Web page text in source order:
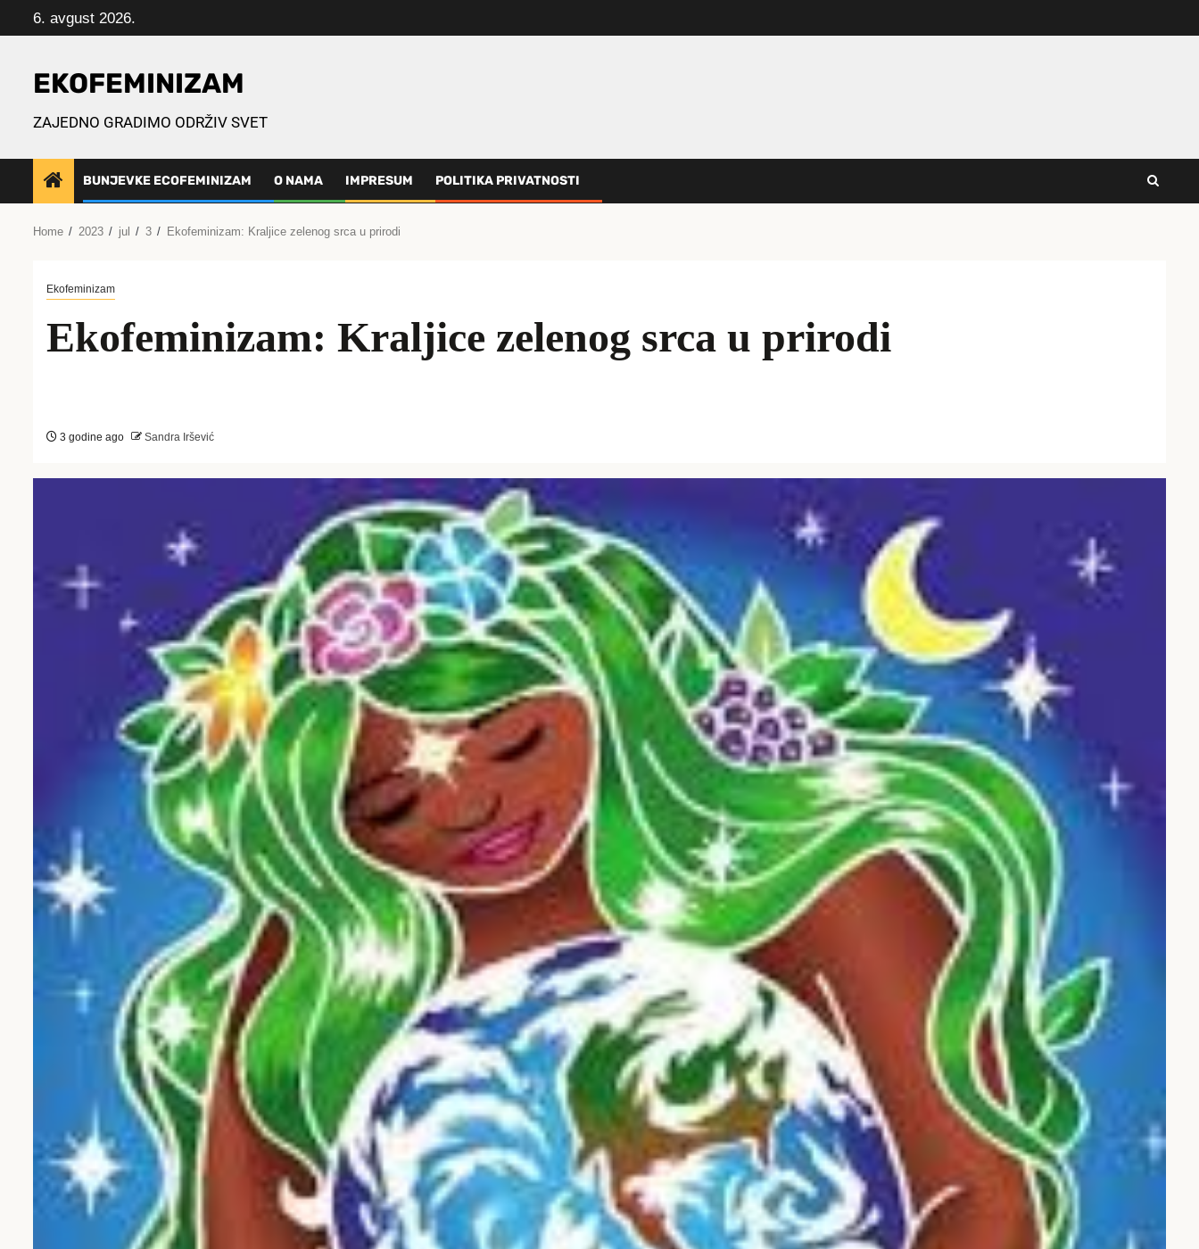
to
6. avgust 2026.
EKOFEMINIZAM
ZAJEDNO GRADIMO ODRŽIV SVET
BUNJEVKE ECOFEMINIZAM O NAMA IMPRESUM POLITIKA PRIVATNOSTI
Home 2023 jul 3 Ekofeminizam: Kraljice zelenog srca u prirodi
Ekofeminizam
Ekofeminizam: Kraljice zelenog srca u prirodi
3 godine ago Sandra Iršević